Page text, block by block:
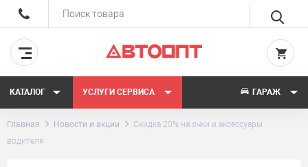
КАТАЛОГ УСЛУГИ СЕРВИСА ГАРАЖ
Главная Новости и акции
Скидка 20% на очки и аксессуары
водителя